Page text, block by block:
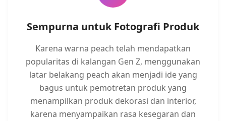
Sempurna untuk Fotografi Produk
Karena warna peach telah mendapatkan
popularitas di kalangan Gen Z, menggunakan
latar belakang peach akan menjadi ide yang
bagus untuk pemotretan produk yang
menampilkan produk dekorasi dan interior,
karena menyampaikan rasa kesegaran dan